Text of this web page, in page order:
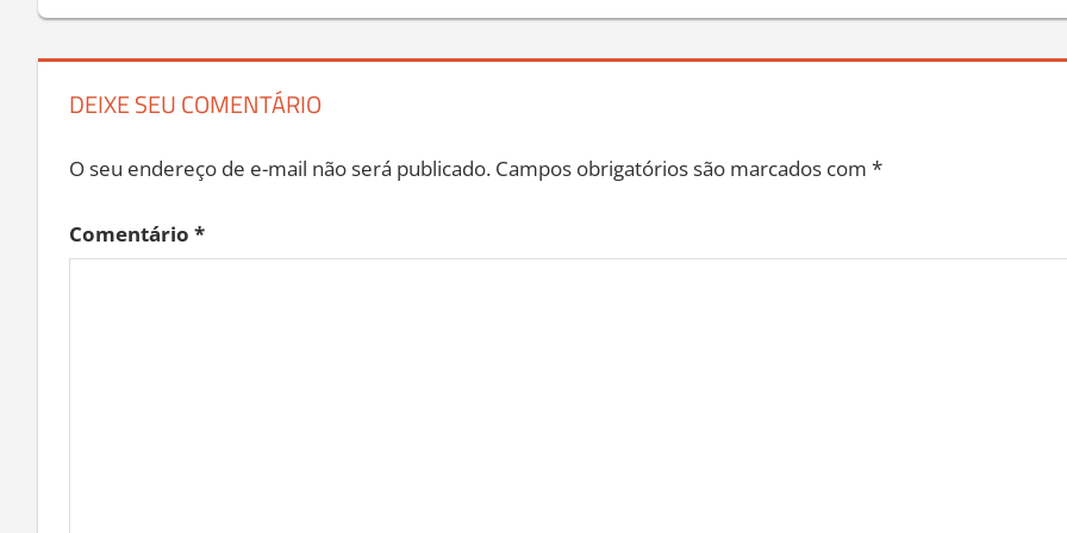
de
Post
DEIXE SEU COMENTÁRIO
O seu endereço de e-mail não será publicado. Campos obrigatórios são marcados com *
Comentário *